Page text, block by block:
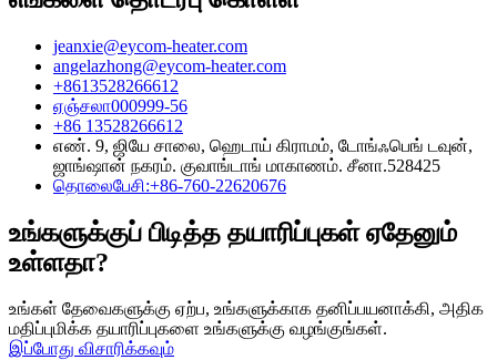
jeanxie@eycom-heater.com
angelazhong@eycom-heater.com
+8613528266612
ஏஞ்சலா000999-56
+86 13528266612
எண். 9, ஜியே சாலை, ஹெடாய் கிராமம், டோங்ஃபெங் டவுன்,
ஜாங்ஷான் நகரம். குவாங்டாங் மாகாணம். சீனா.528425
தொலைபேசி:+86-760-22620676
உங்களுக்குப் பிடித்த தயாரிப்புகள் ஏதேனும்
உள்ளதா?
உங்கள் தேவைகளுக்கு ஏற்ப, உங்களுக்காக தனிப்பயனாக்கி, அதிக
மதிப்புமிக்க தயாரிப்புகளை உங்களுக்கு வழங்குங்கள்.
இப்போது விசாரிக்கவும்